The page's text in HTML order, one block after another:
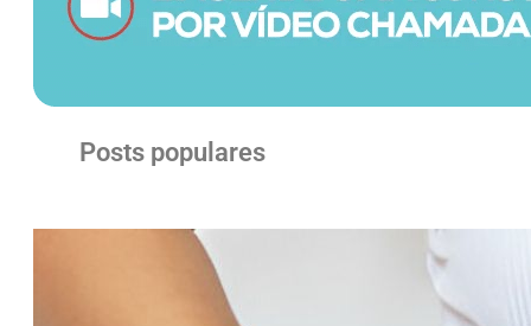
Posts populares